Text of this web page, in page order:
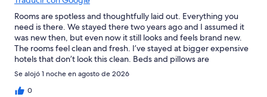
Rooms are spotless and thoughtfully laid out. Everything you
need is there. We stayed there two years ago and I assumed it
was new then, but even now it still looks and feels brand new.
The rooms feel clean and fresh. I’ve stayed at bigger expensive
hotels that don’t look this clean. Beds and pillows are
comfortable. Love the contactless check in. We needed extra
towels, so I emailed the hotel and within 5 minutes a cheerful
woman was at my door with them. The rooms were quiet, but
Se alojó 1 noche en agosto de 2026
0